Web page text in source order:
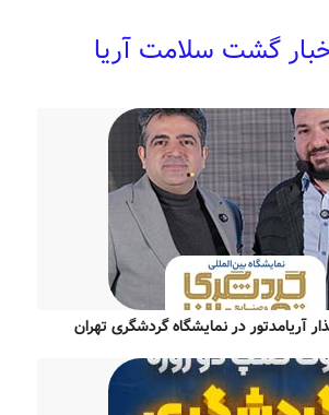
گشت سلامت آریا
آریامدتور در نمایشگاه گردشگری تهران